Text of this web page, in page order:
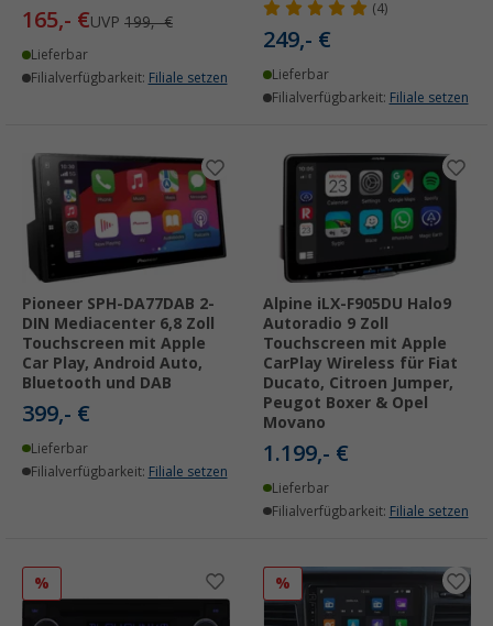
165,- €UVP 199,- €
Lieferbar
Filialverfügbarkeit: Filiale setzen
(4)
249,- €
Lieferbar
Filialverfügbarkeit: Filiale setzen
Pioneer SPH-DA77DAB 2-
DIN Mediacenter 6,8 Zoll
Touchscreen mit Apple
Car Play, Android Auto,
Bluetooth und DAB
399,- €
Lieferbar
Filialverfügbarkeit: Filiale setzen
Alpine iLX-F905DU Halo9
Autoradio 9 Zoll
Touchscreen mit Apple
CarPlay Wireless für Fiat
Ducato, Citroen Jumper,
Peugot Boxer & Opel
Movano
1.199,- €
Lieferbar
Filialverfügbarkeit: Filiale setzen
% %